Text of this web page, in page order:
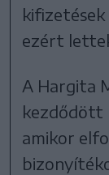
ezért
A Hargita
kezdődött
amikor